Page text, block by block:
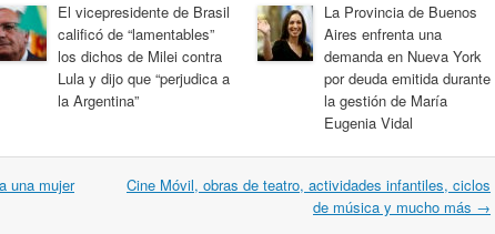
El vicepresidente de Brasil
calificó de “lamentables”
los dichos de Milei contra
Lula y dijo que “perjudica a
la Argentina”
La Provincia de Buenos
Aires enfrenta una
demanda en Nueva York
por deuda emitida durante
la gestión de María
Eugenia Vidal
una mujer
Cine Móvil, obras de teatro, actividades infantiles, ciclos
de música y mucho más →